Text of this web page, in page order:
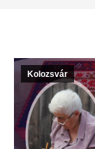
Kolozsvár